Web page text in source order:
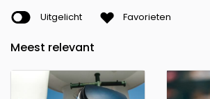
Uitgelicht Favorieten